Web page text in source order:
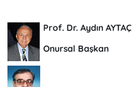
Prof. Dr. Aydın AYTAÇ
Onursal Başkan